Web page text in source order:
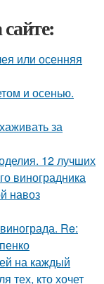
или осенняя
и осенью.
за
12 лучших
виноградника
навоз
Re:
на каждый
тех, кто хочет